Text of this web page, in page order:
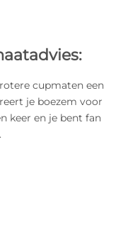
cupmaten een
je boezem voor
keer en je bent fan